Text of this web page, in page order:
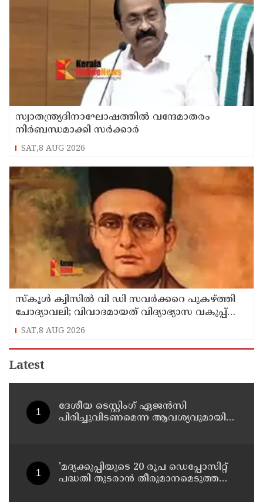
സ്വാതന്ത്ര്യദിനാഘോഷത്തില്‍ വന്ദേമാതരം
നിര്‍ബന്ധമാക്കി സര്‍ക്കാര്‍
SAT,8 AUG 2026
സ്‌കൂള്‍ ക്വിസില്‍ വി ഡി സവര്‍ക്കറെ പുകഴ്ത്തി
ചോദ്യാവലി; വിവാദമായത് വിദ്യാഭ്യാസ വകുപ്പ്
നല്‍കിയ ചോദ്യം
SAT,8 AUG 2026
Latest
ദേശീയ ടെസ്റ്റിംഗ് ഏജന്‍സി
പിരിച്ചുവിടണമെന്ന ആവശ്യവുമായി
'മദ്യക്കുപ്പിയുടെ 20 രൂപ ഡെപ്പോസിറ്റ്
പദ്ധതി തുടരാന്‍ തീരുമാനമെടുത്ത